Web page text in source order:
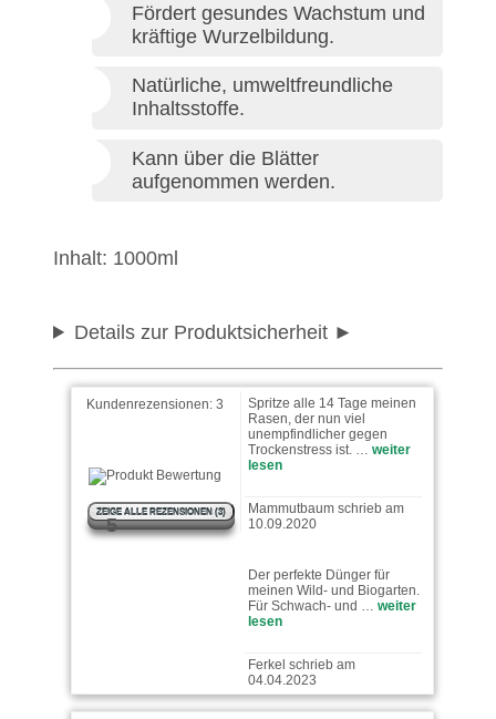
Fördert gesundes Wachstum und
kräftige Wurzelbildung.
Natürliche, umweltfreundliche
Inhaltsstoffe.
Kann über die Blätter
aufgenommen werden.
Inhalt: 1000ml
Details zur Produktsicherheit
Kundenrezensionen: 3
5
ZEIGE ALLE REZENSIONEN (3)
Ferkel schrieb am
Tobi schrieb am 28.06.2021
Spritze alle 14 Tage meinen
Rasen, der nun viel
unempfindlicher gegen
Trockenstress ist. …weiter
lesen
10.09.2020
meinen Wild- und Biogarten.
Für Schwach- und …weiter
lesen
04.04.2023